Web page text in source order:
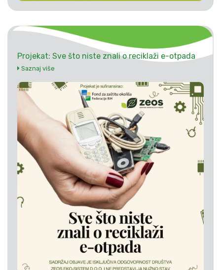
Projekat: Sve što niste znali o reciklaži e-otpada
Saznaj više